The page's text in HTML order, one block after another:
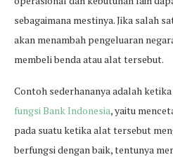
sebagaimana mestinya. Jika salah
akan menambah pengeluaran
membeli benda atau alat tersebut.
Contoh sederhananya adalah
fungsi Bank Indonesia, yaitu
pada suatu ketika alat tersebut
berfungsi dengan baik, tentunya